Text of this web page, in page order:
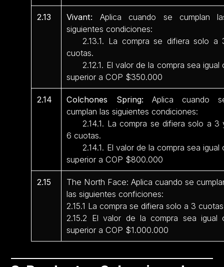
2.13 Vivant: Aplica cuando se cumplan
siguientes condiciones:
2.13.1. La compra se difiera solo a
cuotas.
2.12.1. El valor de la compra sea igual
superior a COP $350.000
2.14 Colchones Spring: Aplica cuando
cumplan las siguientes condiciones:
2.14.1. La compra se difiera solo a 3
6 cuotas.
2.14.1. El valor de la compra sea igual
superior a COP $800.000
2.15
The North Face: Aplica cuando se
las siguientes conficiones:
2.15.1 La compra se difiera solo a 3
2.15.2 El valor de la compra sea igual
superior a COP $1.000.000